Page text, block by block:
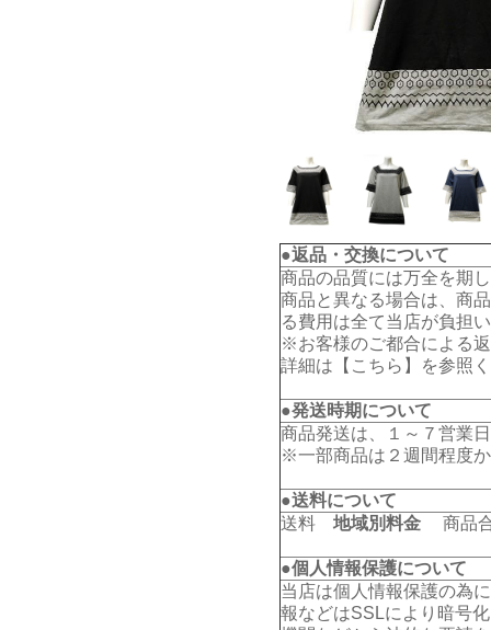
●返品・交換について
商品の品質には万全を期
商品と異なる場合は、商
る費用は全て当店が負担
※お客様のご都合による
詳細は【 こちら 】を参照
●発送時期について
商品発送は、１～７営業
※一部商品は２週間程度
●送料について
送料 地域別料金 商品合
●個人情報保護について
当店は個人情報保護の為
報などはSSLにより暗号